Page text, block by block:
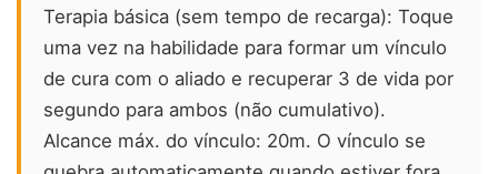
Terapia básica (sem tempo de recarga): Toque
uma vez na habilidade para formar um vínculo
de cura com o aliado e recuperar 3 de vida por
segundo para ambos (não cumulativo).
Alcance máx. do vínculo: 20m. O vínculo se